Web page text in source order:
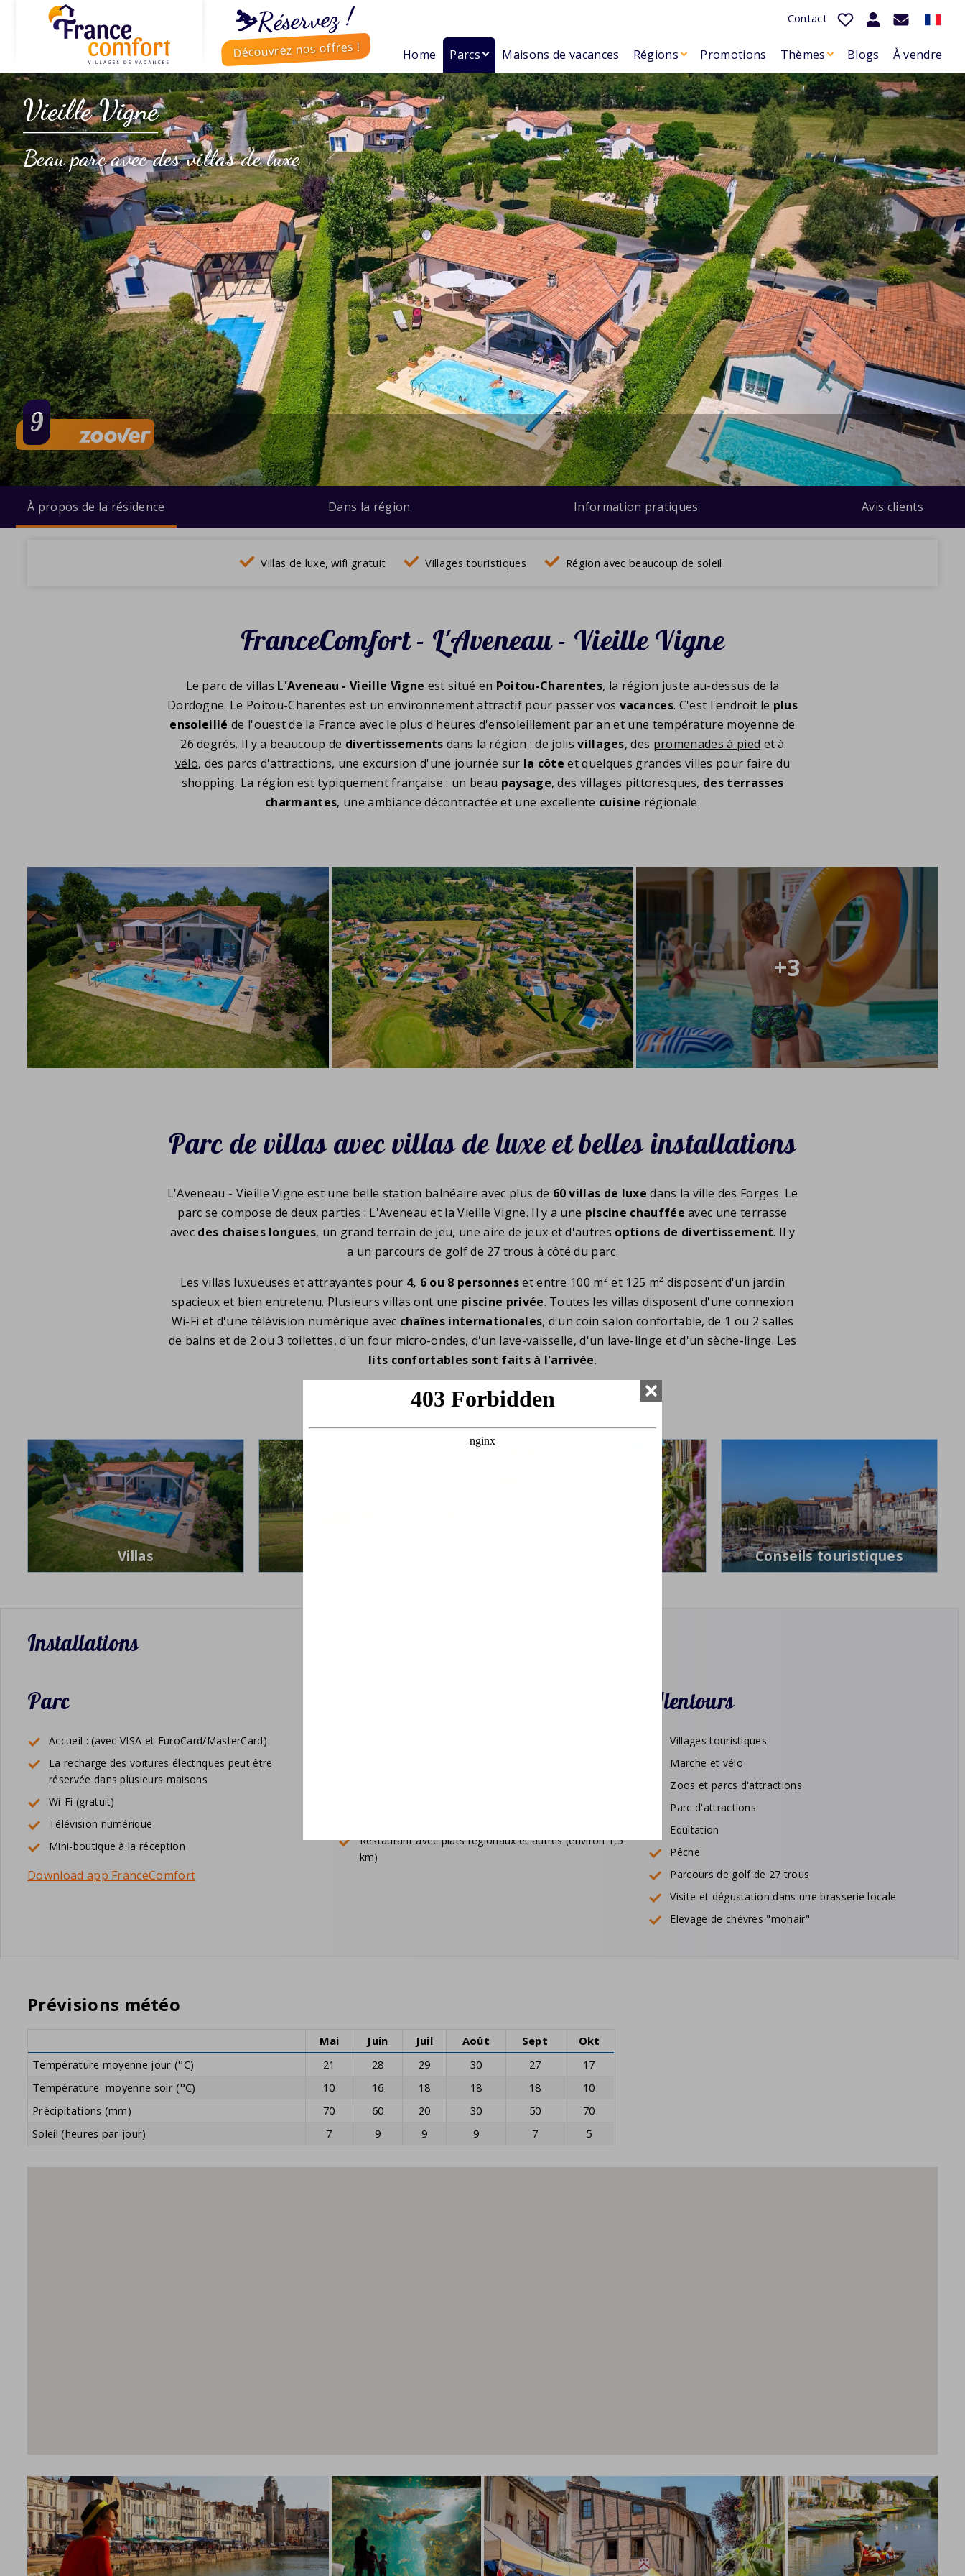
⛷️Réservez !
Découvrez nos offres !
Contact
Home Parcs Maisons de vacances Régions Promotions Thèmes Blogs À vendre
Vieille Vigne
Beau parc avec des villas de luxe
9
À propos de la résidence Dans la région Information pratiques Avis clients
Villas de luxe, wifi gratuit Villages touristiques Région avec beaucoup de soleil
FranceComfort - L'Aveneau - Vieille Vigne
Le parc de villas L'Aveneau - Vieille Vigne est situé en Poitou-Charentes, la région juste au-dessus de la
Dordogne. Le Poitou-Charentes est un environnement attractif pour passer vos vacances. C'est l'endroit le plus
ensoleillé de l'ouest de la France avec le plus d'heures d'ensoleillement par an et une température moyenne de
26 degrés. Il y a beaucoup de divertissements dans la région : de jolisvillages, des promenades à pied et à
vélo, des parcs d'attractions, une excursion d'une journée sur la côte et quelques grandes villes pour faire du
shopping. La région est typiquement française : un beau paysage, des villages pittoresques, des terrasses
charmantes, une ambiance décontractée et une excellente cuisine régionale.
+3
Parc de villas avec villas de luxe et belles installations
L'Aveneau - Vieille Vigne est une belle station balnéaire avec plus de 60 villas de luxe dans la ville des Forges. Le
parc se compose de deux parties : L'Aveneau et la Vieille Vigne. Il y a une piscine chauffée avec une terrasse
avec des chaises longues, un grand terrain de jeu, une aire de jeux et d'autres options de divertissement. Il y
a un parcours de golf de 27 trous à côté du parc.
Les villas luxueuses et attrayantes pour 4, 6 ou 8 personneset entre 100 m² et 125 m² disposent d'un jardin
spacieux et bien entretenu. Plusieurs villas ont une piscine privée. Toutes les villas disposent d'une connexion
Wi-Fi et d'une télévision numérique avec chaînes internationales, d'un coin salon confortable, de 1 ou 2 salles
de bains et de 2 ou 3 toilettes, d'un four micro-ondes, d'un lave-vaisselle, d'un lave-linge et d'un sèche-linge. Les
lits confortables sont faits à l'arrivée.
Villas Conseils touristiques
Installations
Parc
Accueil : (avec VISA et EuroCard/MasterCard)
La recharge des voitures électriques peut être
réservée dans plusieurs maisons
Wi-Fi (gratuit)
Télévision numérique
Mini-boutique à la réception
Download app FranceComfort
Restaurant avec plats régionaux et autres (environ 1,5
km)
Alentours
Villages touristiques
Marche et vélo
Zoos et parcs d'attractions
Parc d'attractions
Equitation
Pêche
Parcours de golf de 27 trous
Visite et dégustation dans une brasserie locale
Elevage de chèvres "mohair"
Prévisions météo
Mai Juin Juil Août Sept
Okt
Température moyenne jour (°C)
21 28 29 30 27
17
Température moyenne soir (°C)
10 16 18 18 18
10
Précipitations (mm)
70 60 20 30 50
70
Soleil (heures par jour)
7 9 9 9 7 5